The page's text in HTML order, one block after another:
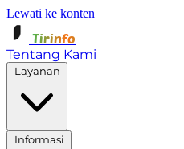
Lewati ke konten
Tirinfo
Tentang Kami